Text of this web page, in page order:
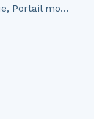
Cheminée, Digicode, Fibre optique, Portail motorisé, Volets électriques